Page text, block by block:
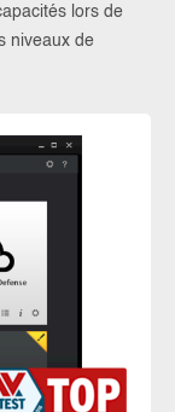
lors de
niveaux de